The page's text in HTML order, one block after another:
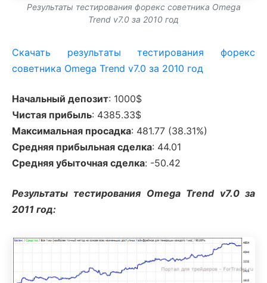
Результаты тестирования форекс советника Omega
Trend v7.0 за 2010 год
Скачать результаты тестирования форекс
советника Omega Trend v7.0 за 2010 год
Начальный депозит: 1000$
Чистая прибыль: 4385.33$
Максимальная просадка: 481.77 (38.31%)
Средняя прибыльная сделка: 44.01
Средняя убыточная сделка: -50.42
Результаты тестирования Omega Trend v7.0 за
2011 год: